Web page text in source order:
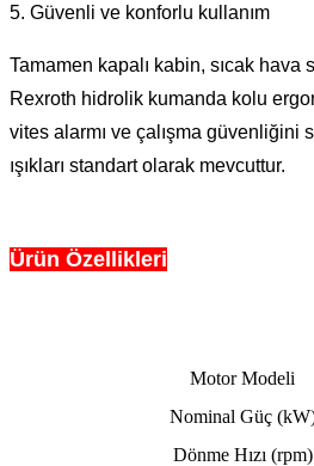
5. Güvenli ve konforlu kullanım
Tamamen kapalı kabin, sıcak hava
Rexroth hidrolik kumanda kolu
vites alarmı ve çalışma güvenliğini
ışıkları standart olarak mevcuttur.
Ürün Özellikleri
Motor Modeli
Nominal Güç
Dönme Hızı (rpm)